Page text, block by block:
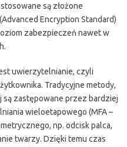
są złożone
Encryption Standard)
zabezpieczeń nawet w
uwierzytelnianie, czyli
Tradycyjne metody,
są zastępowane przez bardziej
wieloetapowego (MFA –
np. odcisk palca,
twarzy. Dzięki temu czas